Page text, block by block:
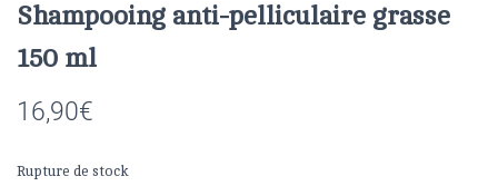
Shampooing anti-pelliculaire grasse
150 ml
16,90€
Rupture de stock